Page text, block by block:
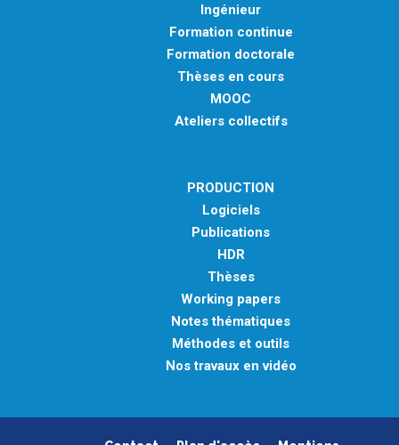
Ingénieur
Formation continue
Formation doctorale
Thèses en cours
MOOC
Ateliers collectifs
PRODUCTION
Logiciels
Publications
HDR
Thèses
Working papers
Notes thématiques
Méthodes et outils
Nos travaux en vidéo